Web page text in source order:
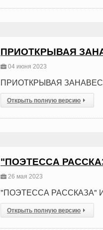
ПРИОТКРЫВАЯ
04 июня 2023
ПРИОТКРЫВАЯ ЗАНАВЕС
Открыть полную версию
"ПОЭТЕССА
26 мая 2023
"ПОЭТЕССА РАССКАЗА"
Открыть полную версию